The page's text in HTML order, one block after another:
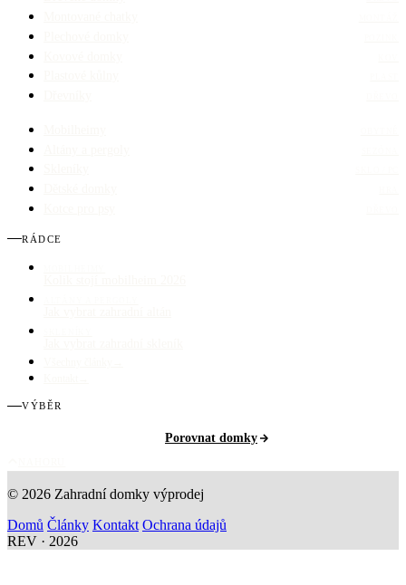
RÁDCE
VÝBĚR
Porovnat domky
© 2026 Zahradní domky výprodej
Domů Články Kontakt Ochrana údajů
REV · 2026